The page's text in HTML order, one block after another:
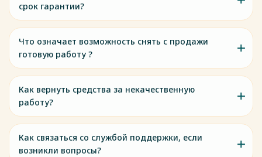
срок гарантии?
Что означает возможность снять с продажи
готовую работу ?
Как вернуть средства за некачественную
работу?
Как связаться со службой поддержки, если
возникли вопросы?